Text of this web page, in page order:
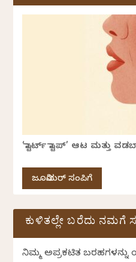
‘ಸ್ಟಾರ್ಟ್ ಸ್ಟಾಪ್’ ಆಟ ಮತ್ತು
ಜೂನಿಯರ್ ಸಂಪಿಗೆ
ಕುಳಿತಲ್ಲೇ ಬರೆದು ನಮಗೆ
ನಿಮ್ಮ ಅಪ್ರಕಟಿತ ಬರಹಗಳನ್ನು